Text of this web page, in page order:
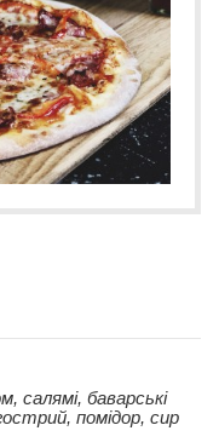
салямі, баварські
помідор, сир